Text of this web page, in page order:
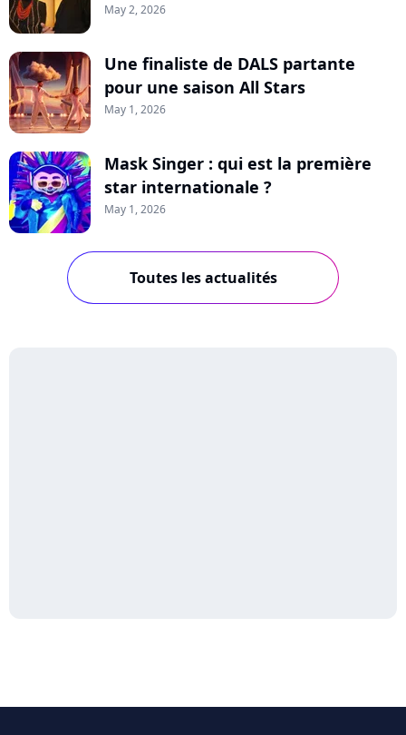
May 2, 2026
Une finaliste de DALS partante
pour une saison All Stars
May 1, 2026
Mask Singer : qui est la première
star internationale ?
May 1, 2026
Toutes les actualités